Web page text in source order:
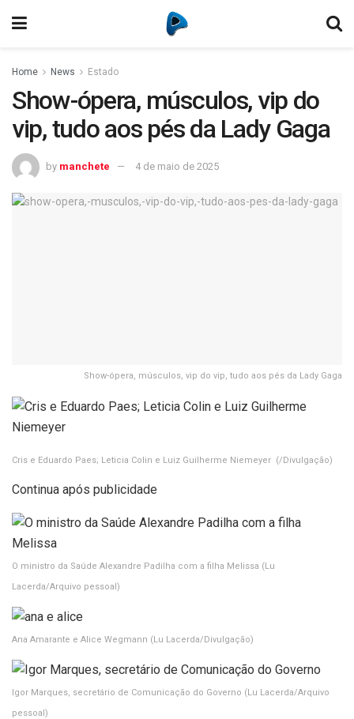
Home News Estado
Show-ópera, músculos, vip do
vip, tudo aos pés da Lady Gaga
by manchete 4 de maio de 2025
Show-ópera, músculos, vip do vip, tudo aos pés da Lady Gaga
Cris e Eduardo Paes; Leticia Colin e Luiz Guilherme Niemeyer (/Divulgação)
Continua após publicidade
O ministro da Saúde Alexandre Padilha com a filha Melissa (Lu
Lacerda/Arquivo pessoal)
Ana Amarante e Alice Wegmann (Lu Lacerda/Divulgação)
Igor Marques, secretário de Comunicação do Governo (Lu Lacerda/Arquivo
pessoal)